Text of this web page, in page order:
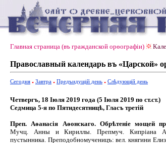
Главная страница (въ гражданской орѳографiи)
Православный календарь въ «Царской»
Сегодня Завтра Предъидущiй день Слѣдующiй день
Четвергъ, 18 Іюля 2019 года (5 Іюля 2019 по ст.ст.)
Седмица 5-я по Пятидесятницѣ, Гласъ третiй
Преп. Аѳанасія Аѳонскаго. Обрѣтеніе мощей
Мучц. Анны и Кириллы. Препмуч. Кипріана
пустынника. Преподобномученицъ: вел. княгини